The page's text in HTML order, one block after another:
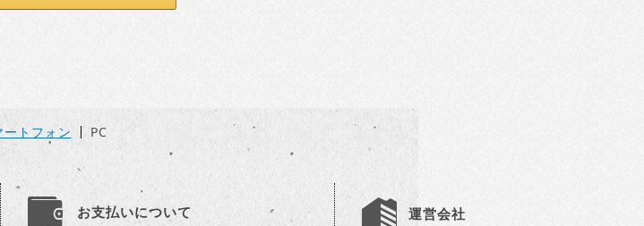
ートフォン PC
お支払いについて 運営会社